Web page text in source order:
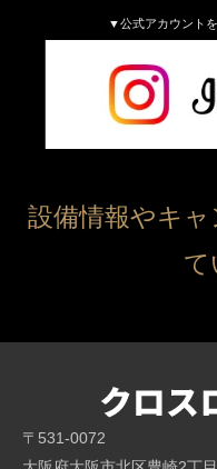
▼公式アカウント
設備情報やキ
て
〒531-0072